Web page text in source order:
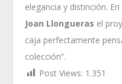
elegancia y distinción.
Joan Llongueras el
caja perfectamente
colección”.
Post Views: 1.351